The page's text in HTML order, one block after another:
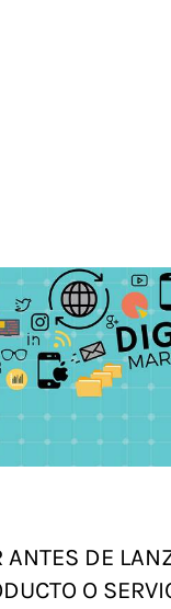
ANTES DE
O